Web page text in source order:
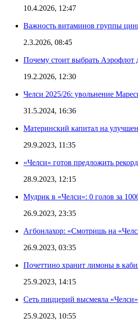
10.4.2026, 12:47
Важность витаминов группы
2.3.2026, 08:45
Почему стоит выбрать Аэрофлот
19.2.2026, 12:30
Челси 2025/26: увольнение
31.5.2024, 16:36
Материнский капитал на
29.9.2023, 11:35
«Челси» готов предложить
28.9.2023, 12:15
Мудрик в «Челси»: 0 голов за
26.9.2023, 23:35
Агбонлахор: «Смотришь на
26.9.2023, 03:35
Почеттино хранит лимоны в
25.9.2023, 14:15
Сеть пиццерий высмеяла «Челси»
25.9.2023, 10:55